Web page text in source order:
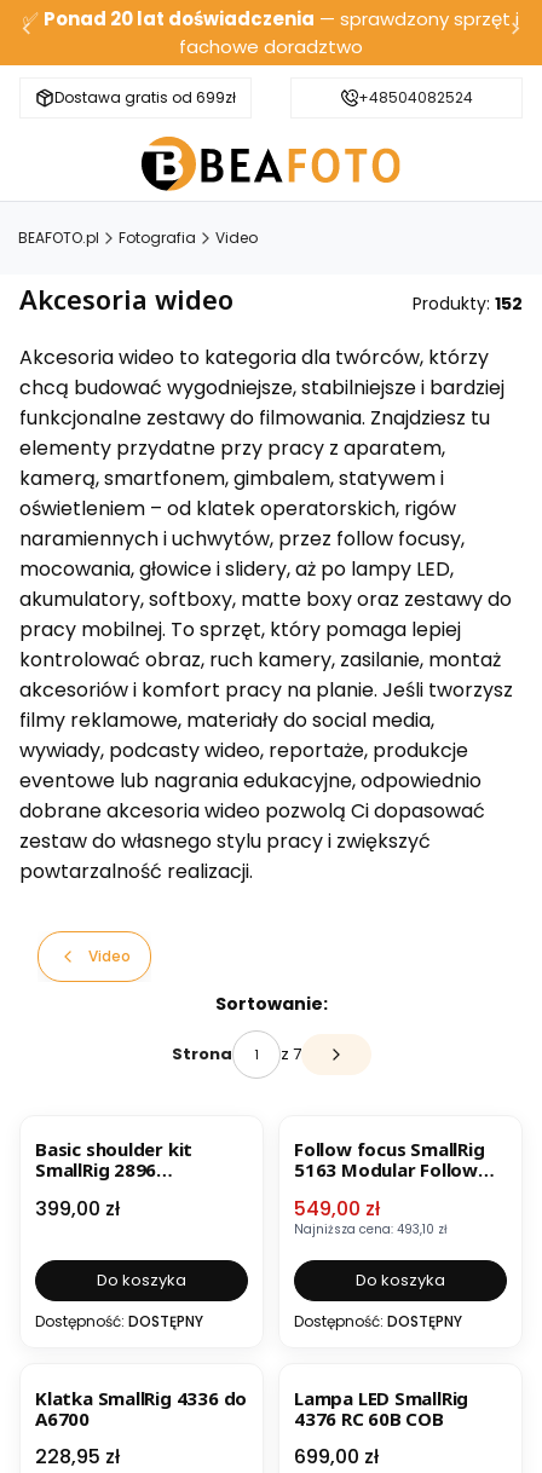
✅ Ponad 20 lat doświadczenia — sprawdzony sprzęt i
fachowe doradztwo
Dostawa gratis od 699zł Bezpieczna wysyłka
+48504082524
BEAFOTO.pl Fotografia Video
Akcesoria wideo Produkty: 152
Akcesoria wideo to kategoria dla twórców, którzy
chcą budować wygodniejsze, stabilniejsze i bardziej
funkcjonalne zestawy do filmowania. Znajdziesz tu
elementy przydatne przy pracy z aparatem,
kamerą, smartfonem, gimbalem, statywem i
oświetleniem – od klatek operatorskich, rigów
naramiennych i uchwytów, przez follow focusy,
mocowania, głowice i slidery, aż po lampy LED,
akumulatory, softboxy, matte boxy oraz zestawy do
pracy mobilnej. To sprzęt, który pomaga lepiej
kontrolować obraz, ruch kamery, zasilanie, montaż
akcesoriów i komfort pracy na planie. Jeśli tworzysz
filmy reklamowe, materiały do social media,
wywiady, podcasty wideo, reportaże, produkcje
eventowe lub nagrania edukacyjne, odpowiednio
dobrane akcesoria wideo pozwolą Ci dopasować
zestaw do własnego stylu pracy i zwiększyć
powtarzalność realizacji.
Video
Sortowanie:
Strona z 7 Następne produkty
Basic shoulder kit
SmallRig 2896
AKCESORIA
Cena
399,00 zł
Do koszyka
Dostępność: DOSTĘPNY
Follow focus SmallRig
5163 Modular Follow
Cena promocyjna
549,00 zł
Najniższa cena: 493,10 zł
Do koszyka
Dostępność: DOSTĘPNY
Klatka SmallRig 4336 do
A6700
Cena
228,95 zł
Lampa LED SmallRig
4376 RC 60B COB
Cena
699,00 zł